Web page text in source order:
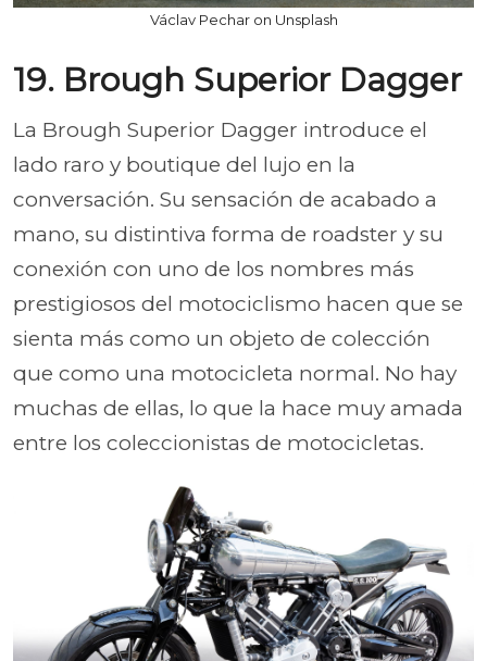
Václav Pechar on Unsplash
19. Brough Superior Dagger
La Brough Superior Dagger introduce el
lado raro y boutique del lujo en la
conversación. Su sensación de acabado a
mano, su distintiva forma de roadster y su
conexión con uno de los nombres más
prestigiosos del motociclismo hacen que se
sienta más como un objeto de colección
que como una motocicleta normal. No hay
muchas de ellas, lo que la hace muy amada
entre los coleccionistas de motocicletas.